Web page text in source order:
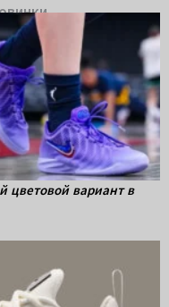
цветовой вариант в